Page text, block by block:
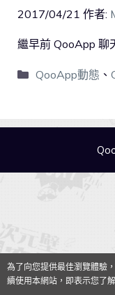
2017/04/21 作者:
繼早前 QooApp 聊
QooApp動態 、
為了向您提供最佳瀏覽體驗
續使用本網站，即表示您了